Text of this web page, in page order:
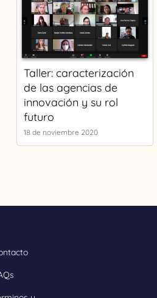
Taller: caracterización
de las agencias de
innovación y su rol
futuro
18 de noviembre 2020